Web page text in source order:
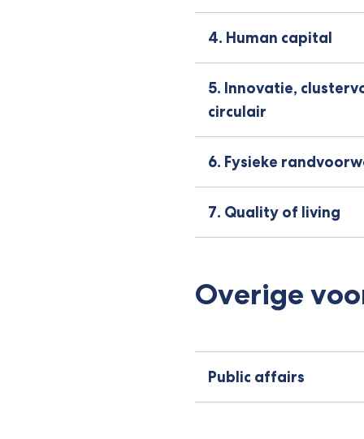
4. Human capital
5. Innovatie,
circulair
6. Fysieke
7. Quality of living
Overige
Public affairs